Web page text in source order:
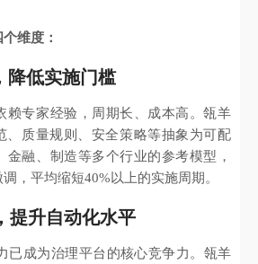
维度：
降低实施门槛
赖专家经验，周期长、成本高。瓴羊
、质量规则、安全策略等抽象为可配
金融、制造等多个行业的参考模型，
，平均缩短40%以上的实施周期。
提升自动化水平
已成为治理平台的核心竞争力。瓴羊